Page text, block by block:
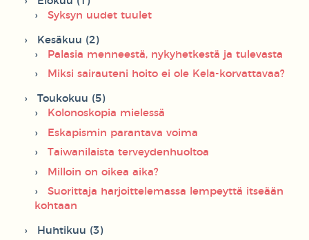
Syksyn uudet tuulet
Kesäkuu (2)
Palasia menneestä, nykyhetkestä ja tulevasta
Miksi sairauteni hoito ei ole Kela-korvattavaa?
Toukokuu (5)
Kolonoskopia mielessä
Eskapismin parantava voima
Taiwanilaista terveydenhuoltoa
Milloin on oikea aika?
Suorittaja harjoittelemassa lempeyttä itseään
kohtaan
Huhtikuu (3)